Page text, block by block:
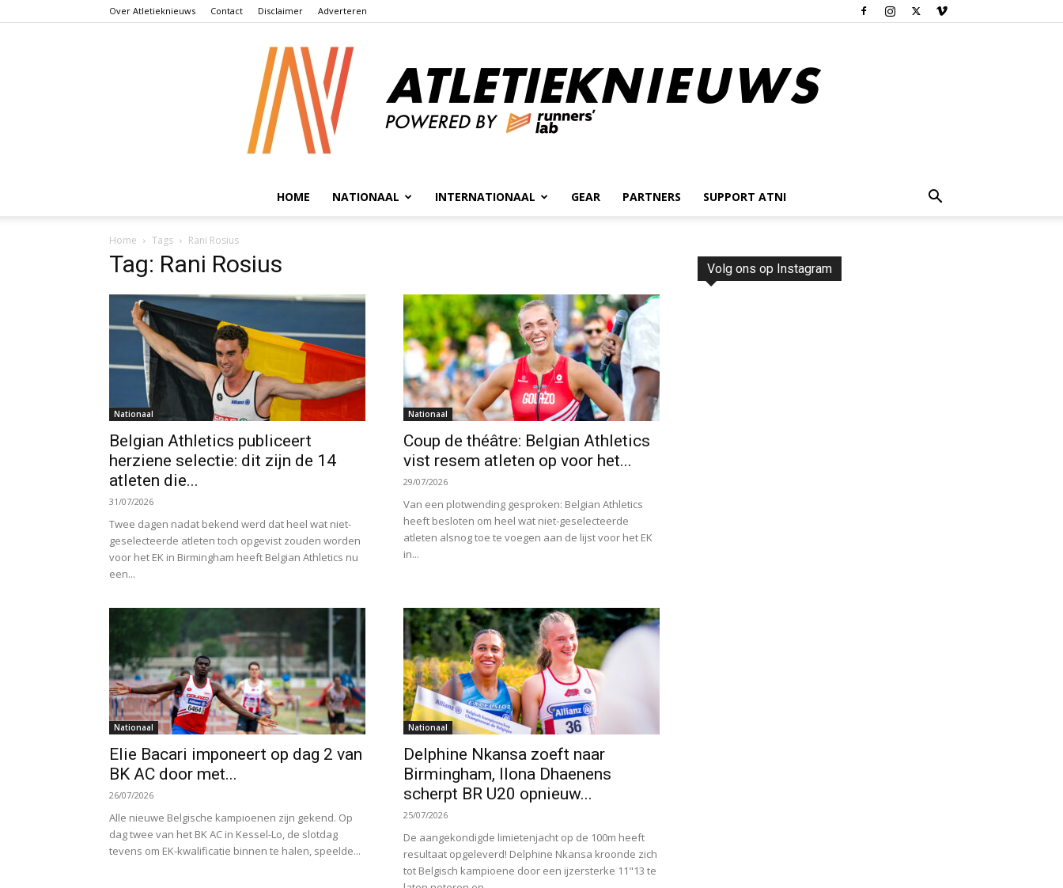
Over Atletieknieuws Contact Disclaimer Adverteren
HOME NATIONAAL INTERNATIONAAL GEAR PARTNERS SUPPORT ATNI
Home Tags Rani Rosius
Tag: Rani Rosius
Nationaal
Belgian Athletics publiceert
herziene selectie: dit zijn de 14
atleten die...
31/07/2026
Twee dagen nadat bekend werd dat heel wat niet-
geselecteerde atleten toch opgevist zouden worden
voor het EK in Birmingham heeft Belgian Athletics nu
een...
Nationaal
Coup de théâtre: Belgian Athletics
vist resem atleten op voor het...
29/07/2026
Van een plotwending gesproken: Belgian Athletics
heeft besloten om heel wat niet-geselecteerde
atleten alsnog toe te voegen aan de lijst voor het EK
in...
Nationaal
Elie Bacari imponeert op dag 2 van
BK AC door met...
26/07/2026
Alle nieuwe Belgische kampioenen zijn gekend. Op
dag twee van het BK AC in Kessel-Lo, de slotdag
tevens om EK-kwalificatie binnen te halen, speelde...
Nationaal
Delphine Nkansa zoeft naar
Birmingham, Ilona Dhaenens
scherpt BR U20 opnieuw...
25/07/2026
De aangekondigde limietenjacht op de 100m heeft
resultaat opgeleverd! Delphine Nkansa kroonde zich
tot Belgisch kampioene door een ijzersterke 11"13 te
Volg ons op Instagram